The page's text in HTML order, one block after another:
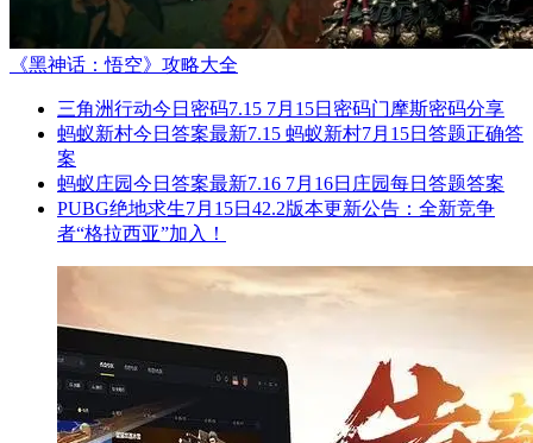
《黑神话：悟空》攻略大全
三角洲行动今日密码7.15 7月15日密码门摩斯密码分享
蚂蚁新村今日答案最新7.15 蚂蚁新村7月15日答题正确答
案
蚂蚁庄园今日答案最新7.16 7月16日庄园每日答题答案
PUBG绝地求生7月15日42.2版本更新公告：全新竞争
者“格拉西亚”加入！